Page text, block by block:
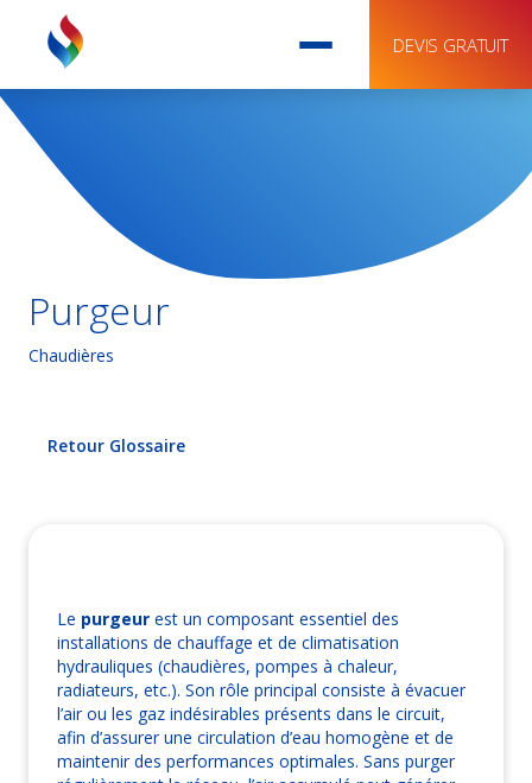
DEVIS GRATUIT
Purgeur
Chaudières
Retour Glossaire
Le purgeur est un composant essentiel des
installations de chauffage et de climatisation
hydrauliques (chaudières, pompes à chaleur,
radiateurs, etc.). Son rôle principal consiste à évacuer
l’air ou les gaz indésirables présents dans le circuit,
afin d’assurer une circulation d’eau homogène et de
maintenir des performances optimales. Sans purger